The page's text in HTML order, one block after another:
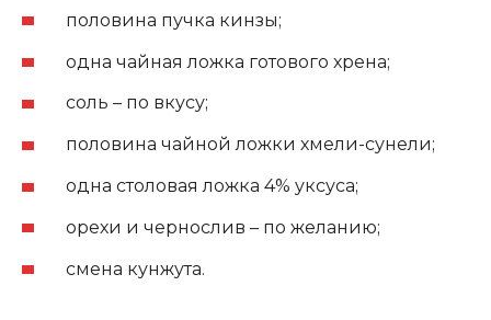
половина пучка кинзы;
одна чайная ложка готового хрена;
соль – по вкусу;
половина чайной ложки хмели-сунели;
одна столовая ложка 4% уксуса;
орехи и чернослив – по желанию;
смена кунжута.